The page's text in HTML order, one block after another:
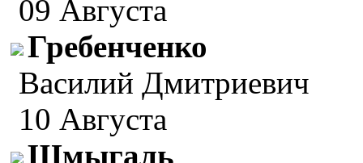
09 Августа
Гребенченко
Василий Дмитриевич
10 Августа
Шмыгаль